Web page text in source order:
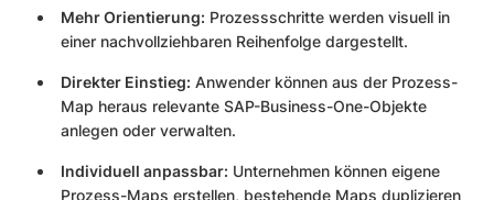
Mehr Orientierung: Prozessschritte werden visuell in
einer nachvollziehbaren Reihenfolge dargestellt.
Direkter Einstieg: Anwender können aus der Prozess-
Map heraus relevante SAP-Business-One-Objekte
anlegen oder verwalten.
Individuell anpassbar: Unternehmen können eigene
Prozess-Maps erstellen, bestehende Maps duplizieren